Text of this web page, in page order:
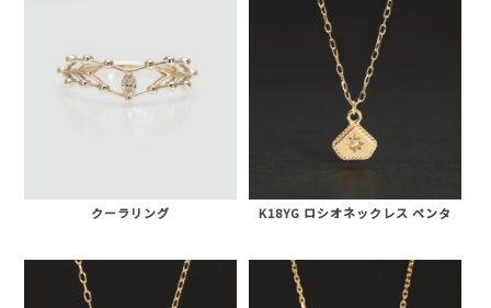
クーラリング K18YG ロシオネックレス ペンタ